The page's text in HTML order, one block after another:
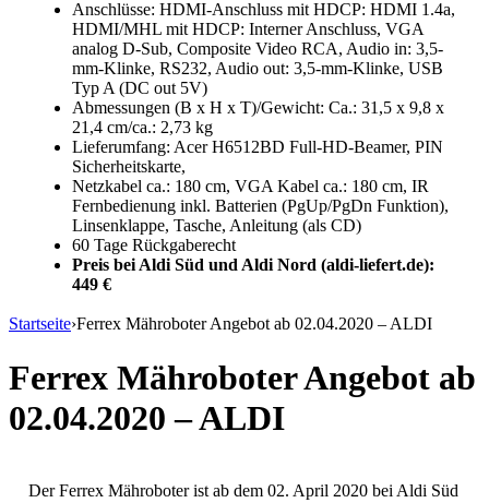
Anschlüsse: HDMI-Anschluss mit HDCP: HDMI 1.4a,
HDMI/MHL mit HDCP: Interner Anschluss, VGA
analog D-Sub, Composite Video RCA, Audio in: 3,5-
mm-Klinke, RS232, Audio out: 3,5-mm-Klinke, USB
Typ A (DC out 5V)
Abmessungen (B x H x T)/Gewicht: Ca.: 31,5 x 9,8 x
21,4 cm/ca.: 2,73 kg
Lieferumfang: Acer H6512BD Full-HD-Beamer, PIN
Sicherheitskarte,
Netzkabel ca.: 180 cm, VGA Kabel ca.: 180 cm, IR
Fernbedienung inkl. Batterien (PgUp/PgDn Funktion),
Linsenklappe, Tasche, Anleitung (als CD)
60 Tage Rückgaberecht
Preis bei Aldi Süd und Aldi Nord (aldi-liefert.de):
449 €
Startseite›Ferrex Mähroboter Angebot ab 02.04.2020 – ALDI
Ferrex Mähroboter Angebot ab
02.04.2020 – ALDI
Der Ferrex Mähroboter ist ab dem 02. April 2020 bei Aldi Süd